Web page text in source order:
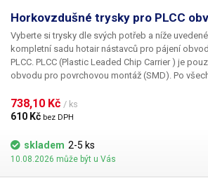
Horkovzdušné trysky pro PLCC
Vyberte si trysky dle svých potřeb a níže
kompletní sadu hotair nástavců pro pájení
PLCC. PLCC (Plastic Leaded Chip Carrier ) je
obvodu pro povrchovou montáž (SMD). Po
patice nebo přímé letování na plošný spoj.
pouzdro PLCC o rozměru 34 x 34 mm
738,10 Kč / ks
610 Kč bez DPH
skladem 2-5 ks
10.08.2026 může být u Vás